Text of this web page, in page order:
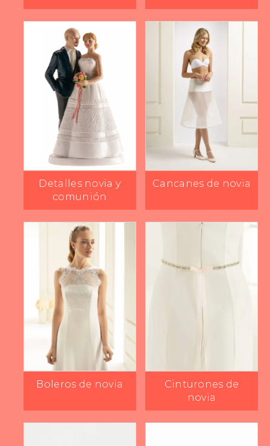
Detalles novia y
comunión
Cancanes de novia
Boleros de novia
Cinturones de
novia